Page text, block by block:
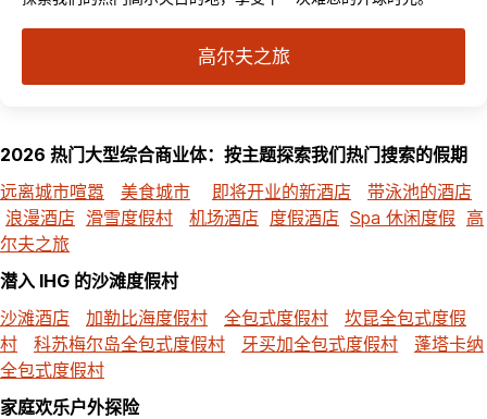
高尔夫之旅
2026 热门大型综合商业体：按主题探索我们热门搜索的假期
远离城市喧嚣
美食城市 即将开业的新酒店
带泳池的酒店
浪漫酒店 滑雪度假村 机场酒店 度假酒店 Spa 休闲度假 高
尔夫之旅
潜入 IHG 的沙滩度假村
沙滩酒店
加勒比海度假村 全包式度假村
坎昆全包式度假
村
科苏梅尔岛全包式度假村 牙买加全包式度假村
蓬塔卡纳
全包式度假村
家庭欢乐户外探险